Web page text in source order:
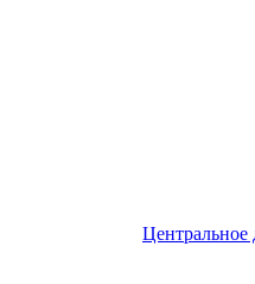
Центральное